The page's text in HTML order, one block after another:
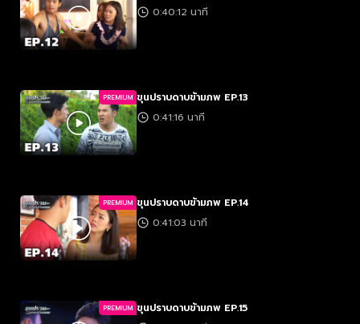
0:40:12 นาที
PREMIUM ขุนปราบดาบข้ามภพ EP.13
0:41:16 นาที
PREMIUM ขุนปราบดาบข้ามภพ EP.14
0:41:03 นาที
PREMIUM ขุนปราบดาบข้ามภพ EP.15